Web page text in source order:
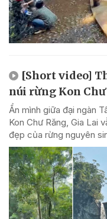
[Short video]
núi rừng Kon
Ẩn mình giữa đại ngàn
Kon Chư Răng, Gia Lai
đẹp của rừng nguyên